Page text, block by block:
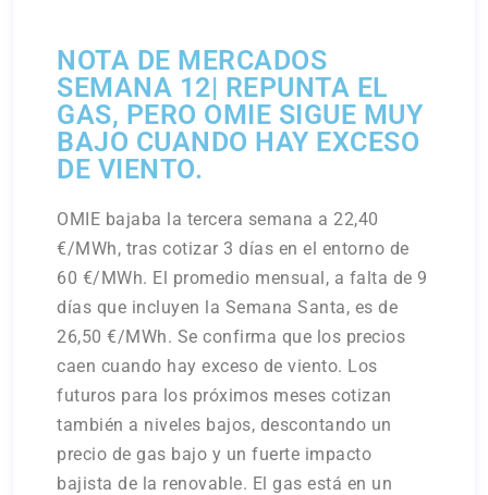
NOTA DE MERCADOS
SEMANA 12| REPUNTA EL
GAS, PERO OMIE SIGUE MUY
BAJO CUANDO HAY EXCESO
DE VIENTO.
OMIE bajaba la tercera semana a 22,40
€/MWh, tras cotizar 3 días en el entorno de
60 €/MWh. El promedio mensual, a falta de 9
días que incluyen la Semana Santa, es de
26,50 €/MWh. Se confirma que los precios
caen cuando hay exceso de viento. Los
futuros para los próximos meses cotizan
también a niveles bajos, descontando un
precio de gas bajo y un fuerte impacto
bajista de la renovable. El gas está en un